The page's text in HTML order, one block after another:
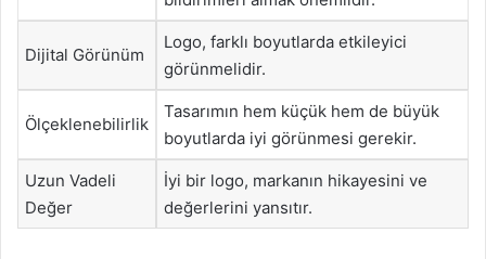
Dijital Görünüm
Logo, farklı boyutlarda etkileyici
görünmelidir.
Ölçeklenebilirlik
Tasarımın hem küçük hem de büyük
boyutlarda iyi görünmesi gerekir.
Uzun Vadeli
Değer
İyi bir logo, markanın hikayesini ve
değerlerini yansıtır.